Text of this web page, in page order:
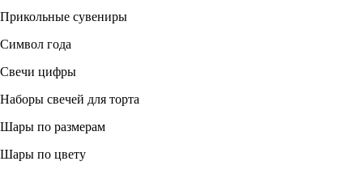
Прикольные сувениры
Символ года
Свечи цифры
Наборы свечей для торта
Шары по размерам
Шары по цвету